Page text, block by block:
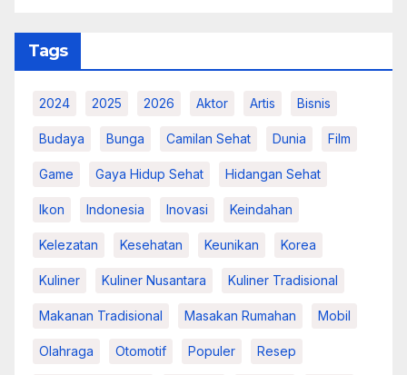
Tags
2024 2025 2026 Aktor Artis Bisnis
Budaya Bunga Camilan Sehat Dunia Film
Game Gaya Hidup Sehat Hidangan Sehat
Ikon Indonesia Inovasi Keindahan
Kelezatan Kesehatan Keunikan Korea
Kuliner Kuliner Nusantara Kuliner Tradisional
Makanan Tradisional Masakan Rumahan Mobil
Olahraga Otomotif Populer Resep